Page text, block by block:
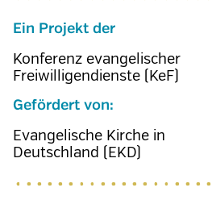
Ein Projekt der
Konferenz evangelischer
Freiwilligendienste (KeF)
Gefördert von:
Evangelische Kirche in
Deutschland (EKD)